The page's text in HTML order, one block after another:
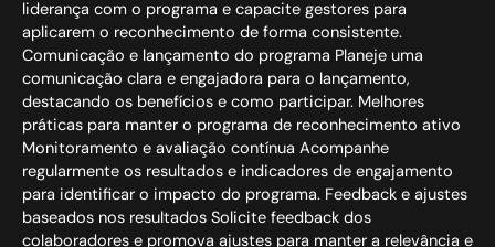
liderança com o programa e capacite gestores para
aplicarem o reconhecimento de forma consistente.
Comunicação e lançamento do programa Planeje uma
comunicação clara e engajadora para o lançamento,
destacando os benefícios e como participar. Melhores
práticas para manter o programa de reconhecimento ativo
Monitoramento e avaliação contínua Acompanhe
regularmente os resultados e indicadores de engajamento
para identificar o impacto do programa. Feedback e ajustes
baseados nos resultados Solicite feedback dos
colaboradores e promova ajustes para manter a relevância e